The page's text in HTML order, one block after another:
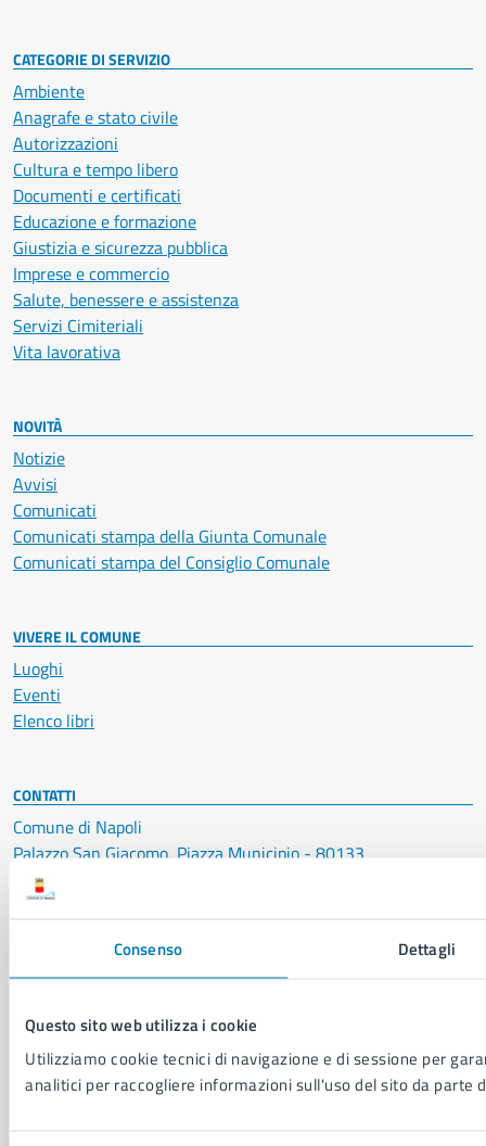
Consenso Dettagli
Questo sito web utilizza i cookie
Utilizziamo cookie tecnici di navigazione e di sessione per
analitici per raccogliere informazioni sull'uso del sito da parte
CATEGORIE DI SERVIZIO
Ambiente
Anagrafe e stato civile
Autorizzazioni
Cultura e tempo libero
Documenti e certificati
Educazione e formazione
Giustizia e sicurezza pubblica
Imprese e commercio
Salute, benessere e assistenza
Servizi Cimiteriali
Vita lavorativa
NOVITÀ
Notizie
Avvisi
Comunicati
Comunicati stampa della Giunta Comunale
Comunicati stampa del Consiglio Comunale
VIVERE IL COMUNE
Luoghi
Eventi
Elenco libri
CONTATTI
Comune di Napoli
Palazzo San Giacomo, Piazza Municipio - 80133
P. IVA: 01207650639
LEI: 8156007FF4DEB97ABA09
PEC:urp@pec.comune.napoli.it
Centralino unico:0817951111